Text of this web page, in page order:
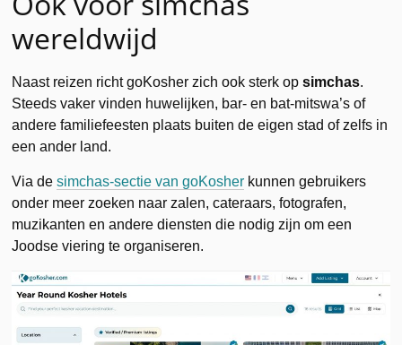
wereldwijd
Naast reizen richt goKosher zich ook sterk opsimchas.
Steeds vaker vinden huwelijken, bar- en bat-mitswa’s of
andere familiefeesten plaats buiten de eigen stad of zelfs in
een ander land.
Via desimchas-sectie van goKosher kunnen gebruikers
onder meer zoeken naar zalen, cateraars, fotografen,
muzikanten en andere diensten die nodig zijn om een
Joodse viering te organiseren.